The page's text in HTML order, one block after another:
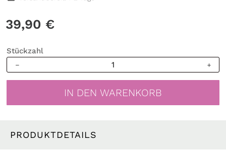
39,90 €
Stückzahl
Wandbild
Fuchs
IN DEN WARENKORB
PRODUKTDETAILS